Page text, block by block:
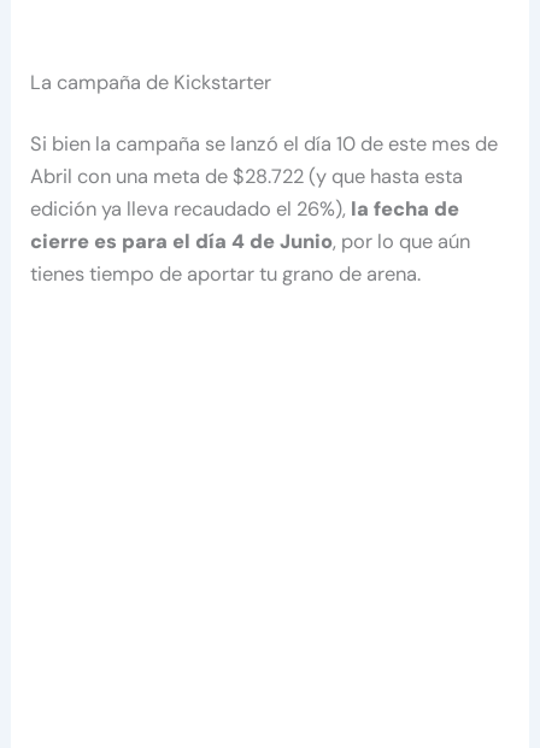
La campaña de Kickstarter
Si bien la campaña se lanzó el día 10 de este mes de
Abril con una meta de $28.722 (y que hasta esta
edición ya lleva recaudado el 26%), la fecha de
cierre es para el día 4 de Junio, por lo que aún
tienes tiempo de aportar tu grano de arena.